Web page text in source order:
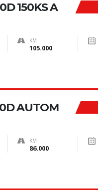
150KS A
KM
105.000
AUTOM
KM
86.000